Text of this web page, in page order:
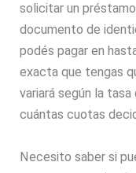
solicitar un
documento de
podés pagar en
exacta que tengas
variará según la
cuántas cuotas
Necesito saber si